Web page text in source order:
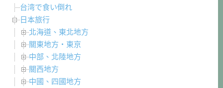
台湾で食い倒れ
日本旅行
北海道、東北地方
關東地方・東京
中部、北陸地方
關西地方
中國、四國地方